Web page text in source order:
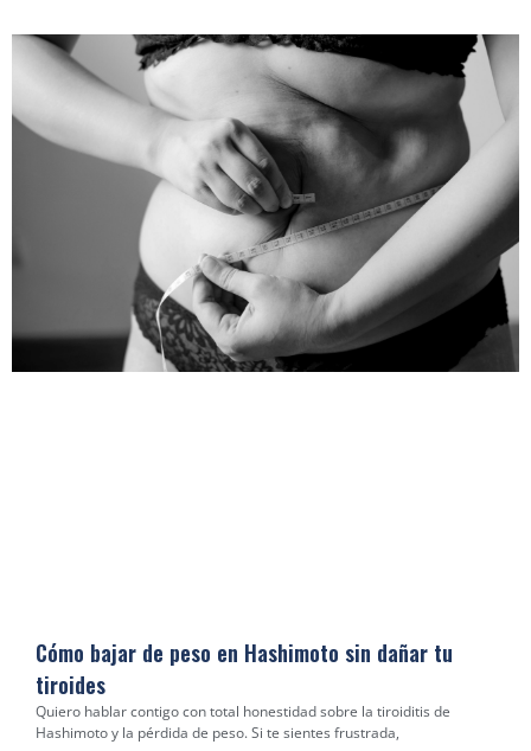
Cómo bajar de peso en Hashimoto sin dañar tu
tiroides
Quiero hablar contigo con total honestidad sobre la tiroiditis de
Hashimoto y la pérdida de peso. Si te sientes frustrada,